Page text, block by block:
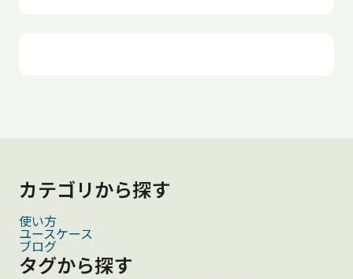
カテゴリから探す
使い方
ユースケース
ブログ
タグから探す